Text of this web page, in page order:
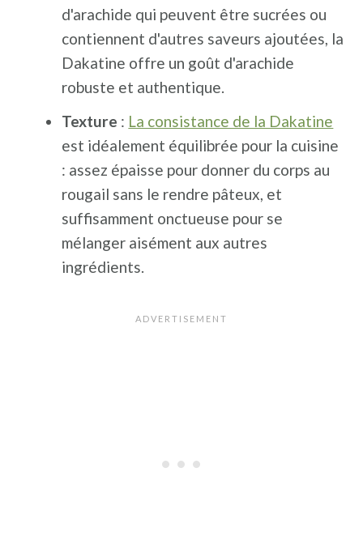
d'arachide qui peuvent être sucrées ou
contiennent d'autres saveurs ajoutées, la
Dakatine offre un goût d'arachide
robuste et authentique.
Texture : La consistance de la Dakatine
est idéalement équilibrée pour la cuisine
: assez épaisse pour donner du corps au
rougail sans le rendre pâteux, et
suffisamment onctueuse pour se
mélanger aisément aux autres
ingrédients.